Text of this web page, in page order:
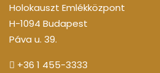
Holokauszt Emlékközpont
H-1094 Budapest
Páva u. 39.
+36 1 455-3333